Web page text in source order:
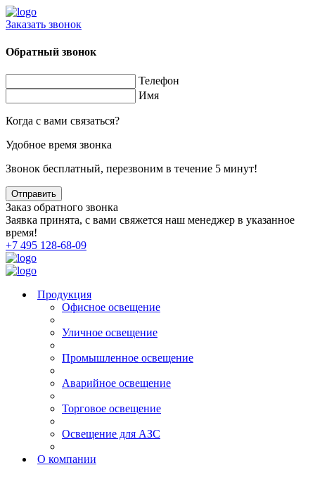
Заказать звонок
Обратный звонок
Телефон
Имя
Когда с вами связаться?
Удобное время звонка
Звонок бесплатный, перезвоним в течение 5 минут!
Заказ обратного звонка
Заявка принята, с вами свяжется наш менеджер в указанное
время!
+7 495 128-68-09
Продукция
Офисное освещение
Уличное освещение
Промышленное освещение
Аварийное освещение
Торговое освещение
Освещение для АЗС
О компании